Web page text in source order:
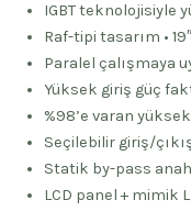
IGBT teknolojisiyle
Raf-tipi tasarım •
Paralel çalışmaya
Yüksek giriş güç
%98’e varan
Seçilebilir giriş/
Statik by-pass
LCD panel + mimik